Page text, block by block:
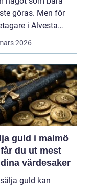
göras. Men för
i Alvesta
en genomtänkt
2026
guld i malmö
du ut mest
värdesaker
guld kan